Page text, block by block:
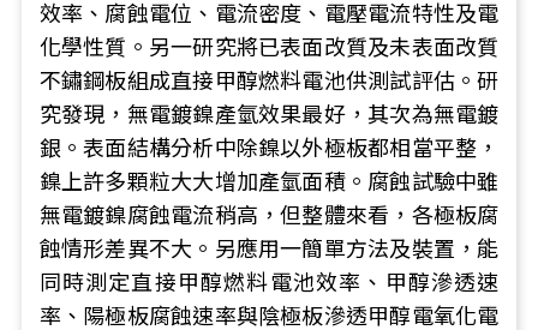
效率、腐蝕電位、電流密度、電壓電流特性及電
化學性質。另一研究將已表面改質及未表面改質
不鏽鋼板組成直接甲醇燃料電池供測試評估。研
究發現，無電鍍鎳產氫效果最好，其次為無電鍍
銀。表面結構分析中除鎳以外極板都相當平整，
鎳上許多顆粒大大增加產氫面積。腐蝕試驗中雖
無電鍍鎳腐蝕電流稍高，但整體來看，各極板腐
蝕情形差異不大。另應用一簡單方法及裝置，能
同時測定直接甲醇燃料電池效率、甲醇滲透速
率、陽極板腐蝕速率與陰極板滲透甲醇電氧化電